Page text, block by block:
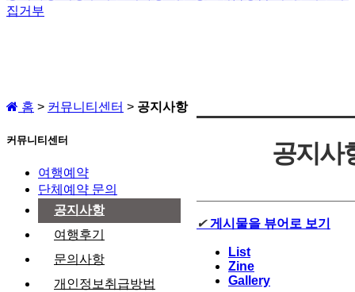
집거부
홈 > 커뮤니티센터 > 공지사항
커뮤니티센터
여행예약
단체예약 문의
공지사항
여행후기
문의사항
개인정보취급방법
공지사
✔ 게시물을 뷰어로 보기
List
Zine
Gallery